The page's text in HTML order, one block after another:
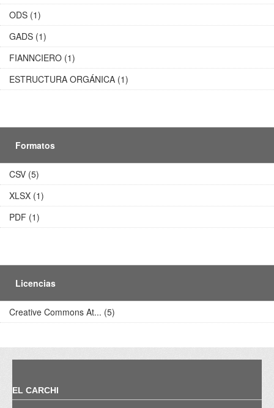
ODS (1)
GADS (1)
FIANNCIERO (1)
ESTRUCTURA ORGÁNICA (1)
Formatos
CSV (5)
XLSX (1)
PDF (1)
Licencias
Creative Commons At... (5)
EL CARCHI